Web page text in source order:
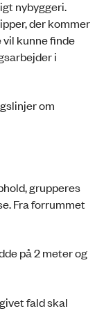
nybyggeri.
der kommer
kunne finde
i
om
grupperes
Fra forrummet
på 2 meter og
fald skal